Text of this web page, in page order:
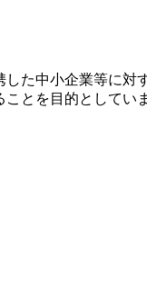
た中小企業等に対
とを目的としていま